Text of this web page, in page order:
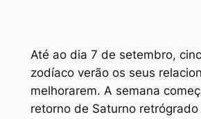
Até ao dia 7 de setembro,
zodíaco verão os seus
melhorarem. A semana
retorno de Saturno retrógrado